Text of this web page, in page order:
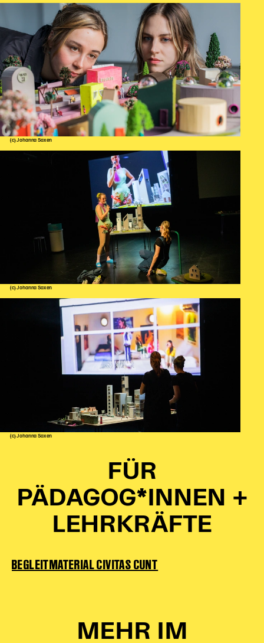
(c) Johanna Saxen
(c) Johanna Saxen
(c) Johanna Saxen
FÜR
PÄDAGOG*INNEN +
LEHRKRÄFTE
BEGLEITMATERIAL CIVITAS CUNT
MEHR IM